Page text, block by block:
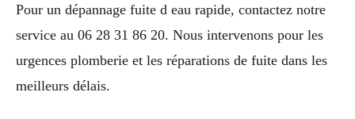
Pour un dépannage fuite d eau rapide, contactez notre
service au 06 28 31 86 20. Nous intervenons pour les
urgences plomberie et les réparations de fuite dans les
meilleurs délais.